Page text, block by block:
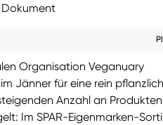
Dokument
Organisation Veganuary
Jänner für eine rein
Anzahl an
Im SPAR-Eigenmarken-